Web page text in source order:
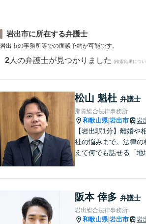
岩出市に所在する弁護士
岩出市の事務所等での面談予約が可能です。
2 人の弁護士が見つかりました (検索結果につ
松山 魁杜 弁護士
那賀総合法律事務所
和歌山県|岩出市 岩
【岩出駅1分】離婚や
社の悩みまで。法律の
えて何でも話せる「地
育ちの私が丁寧にサポ
ます。【丁寧なヒアリ
【休日や夜間相談も柔
阪本 倖多 弁護士
岩出総合法律事務所
和歌山県|岩出市 岩